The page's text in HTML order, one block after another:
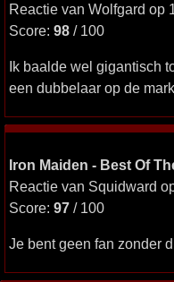
Reactie van Wolfgard op
Score: 98 / 100
Ik baalde wel gigantisch
een dubbelaar op de
Iron Maiden - Best Of
Reactie van Squidward
Score: 97 / 100
Je bent geen fan zonder